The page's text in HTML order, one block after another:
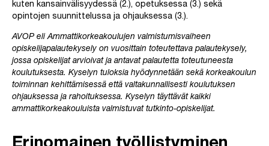
kuten kansainvälisyydessä (2.), opetuksessa (3.) sekä
opintojen suunnittelussa ja ohjauksessa (3.).
AVOP eli Ammattikorkeakoulujen valmistumisvaiheen
opiskelijapalautekysely on vuosittain toteutettava palautekysely,
jossa opiskelijat arvioivat ja antavat palautetta toteutuneesta
koulutuksesta. Kyselyn tuloksia hyödynnetään sekä korkeakoulun
toiminnan kehittämisessä että valtakunnallisesti koulutuksen
ohjauksessa ja rahoituksessa. Kyselyn täyttävät kaikki
ammattikorkeakouluista valmistuvat tutkinto-opiskelijat.